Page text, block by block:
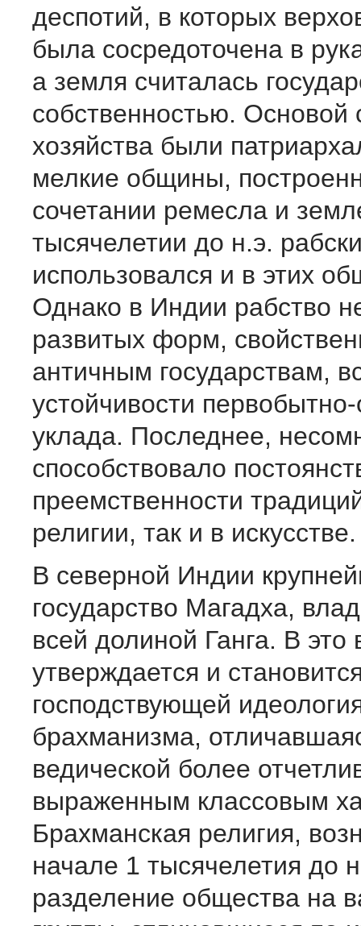
деспотий, в которых
была сосредоточена в
а земля считалась
собственностью. Основой
хозяйства были
мелкие общины,
сочетании ремесла и
тысячелетии до н.э.
использовался и в этих
Однако в Индии рабство
развитых форм,
античным государствам,
устойчивости
уклада. Последнее,
способствовало
преемственности
религии, так и в искусстве.
В северной Индии
государство Магадха,
всей долиной Ганга. В это
утверждается и
господствующей
брахманизма,
ведической более
выраженным классовым
Брахманская религия,
начале 1 тысячелетия до
разделение общества на